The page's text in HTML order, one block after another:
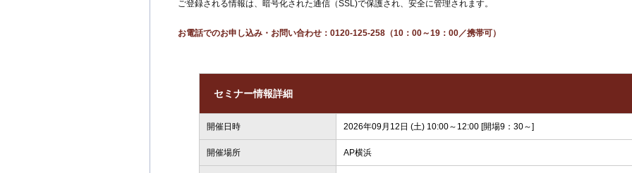
ご登録される情報は、暗号化された通信（SSL)で保護され、安全に管理されます。
お電話でのお申し込み・お問い合わせ： 0120-125-258（10：00～19：00／携帯可）
セミナー情報詳細
開催日時 2026年09月12日 (土) 10:00～12:00 [開場9：30～]
開催場所 AP横浜